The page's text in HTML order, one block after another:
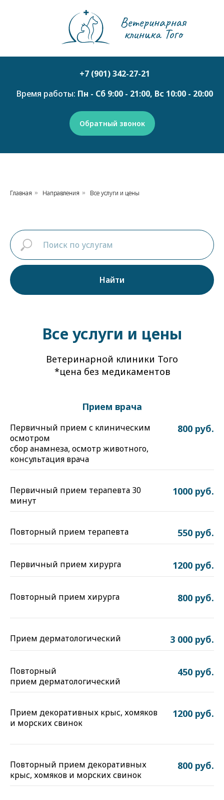
+7 (901) 342-27-21
Время работы: Пн - Сб 9:00 - 21:00, Вс 10:00 - 20:00
Обратный звонок
Главная » Направления » Все услуги и цены
Найти
Все услуги и цены
Ветеринарной клиники Того
*цена без медикаментов
Прием врача
Первичный прием с клиническим
осмотром
сбор анамнеза, осмотр животного,
консультация врача
800 руб.
Первичный прием терапевта 30
минут
1000 руб.
Повторный прием терапевта 550 руб.
Первичный прием хирурга 1200 руб.
Повторный прием хирурга 800 руб.
Прием дерматологический 3 000 руб.
Повторный
прием дерматологический
450 руб.
Прием декоративных крыс, хомяков
и морских свинок
1200 руб.
Повторный прием декоративных
крыс, хомяков и морских свинок
800 руб.